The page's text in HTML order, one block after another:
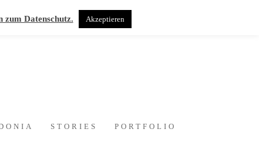
STORIES PORTFOLIO
zum Datenschutz. Akzeptieren